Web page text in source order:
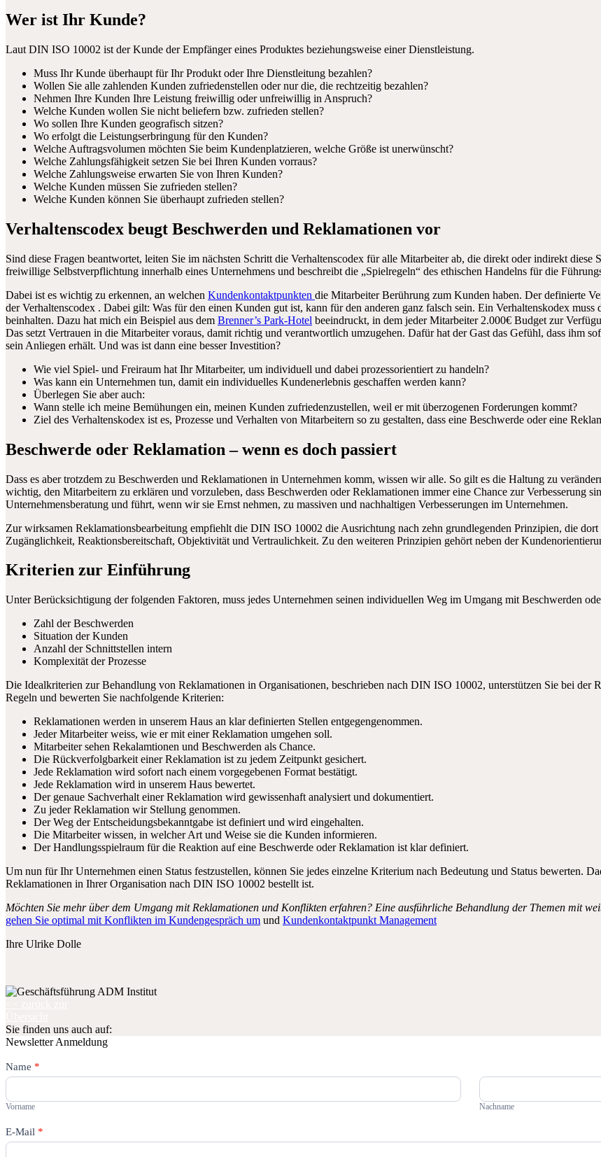
Wer ist Ihr Kunde?
Laut DIN ISO 10002 ist der Kunde der Empfänger eines Produktes beziehungsweise einer Dienstleistung.
Muss Ihr Kunde überhaupt für Ihr Produkt oder Ihre Dienstleitung bezahlen?
Wollen Sie alle zahlenden Kunden zufriedenstellen oder nur die, die rechtzeitig bezahlen?
Nehmen Ihre Kunden Ihre Leistung freiwillig oder unfreiwillig in Anspruch?
Welche Kunden wollen Sie nicht beliefern bzw. zufrieden stellen?
Wo sollen Ihre Kunden geografisch sitzen?
Wo erfolgt die Leistungserbringung für den Kunden?
Welche Auftragsvolumen möchten Sie beim Kundenplatzieren, welche Größe ist unerwünscht?
Welche Zahlungsfähigkeit setzen Sie bei Ihren Kunden vorraus?
Welche Zahlungsweise erwarten Sie von Ihren Kunden?
Welche Kunden müssen Sie zufrieden stellen?
Welche Kunden können Sie überhaupt zufrieden stellen?
Verhaltenscodex beugt Beschwerden und Reklamationen vor
Sind diese Fragen beantwortet, leiten Sie im nächsten Schritt die Verhaltenscodex für alle Mitarbeiter ab, die direkt oder indirekt diese
freiwillige Selbstverpflichtung innerhalb eines Unternehmens und beschreibt die „Spielregeln“ des ethischen Handelns für die
Dabei ist es wichtig zu erkennen, an welchen Kundenkontaktpunkten die Mitarbeiter Berührung zum Kunden haben. Der definierte
der Verhaltenscodex . Dabei gilt: Was für den einen Kunden gut ist, kann für den anderen ganz falsch sein. Ein Verhaltenskodex
beinhalten. Dazu hat mich ein Beispiel aus dem Brenner’s Park-Hotel beeindruckt, in dem jeder Mitarbeiter 2.000€ Budget zur
Das setzt Vertrauen in die Mitarbeiter voraus, damit richtig und verantwortlich umzugehen. Dafür hat der Gast das Gefühl, dass
sein Anliegen erhält. Und was ist dann eine besser Investition?
Wie viel Spiel- und Freiraum hat Ihr Mitarbeiter, um individuell und dabei prozessorientiert zu handeln?
Was kann ein Unternehmen tun, damit ein individuelles Kundenerlebnis geschaffen werden kann?
Überlegen Sie aber auch:
Wann stelle ich meine Bemühungen ein, meinen Kunden zufriedenzustellen, weil er mit überzogenen Forderungen kommt?
Ziel des Verhaltenskodex ist es, Prozesse und Verhalten von Mitarbeitern so zu gestalten, dass eine Beschwerde oder eine
Beschwerde oder Reklamation – wenn es doch passiert
Dass es aber trotzdem zu Beschwerden und Reklamationen in Unternehmen komm, wissen wir alle. So gilt es die Haltung zu
wichtig, den Mitarbeitern zu erklären und vorzuleben, dass Beschwerden oder Reklamationen immer eine Chance zur Verbesserung
Unternehmensberatung und führt, wenn wir sie Ernst nehmen, zu massiven und nachhaltigen Verbesserungen im Unternehmen.
Zur wirksamen Reklamationsbearbeitung empfiehlt die DIN ISO 10002 die Ausrichtung nach zehn grundlegenden Prinzipien, die
Zugänglichkeit, Reaktionsbereitschaft, Objektivität und Vertraulichkeit. Zu den weiteren Prinzipien gehört neben der
Kriterien zur Einführung
Unter Berücksichtigung der folgenden Faktoren, muss jedes Unternehmen seinen individuellen Weg im Umgang mit Beschwerden
Zahl der Beschwerden
Situation der Kunden
Anzahl der Schnittstellen intern
Komplexität der Prozesse
Die Idealkriterien zur Behandlung von Reklamationen in Organisationen, beschrieben nach DIN ISO 10002, unterstützen Sie bei der
Regeln und bewerten Sie nachfolgende Kriterien:
Reklamationen werden in unserem Haus an klar definierten Stellen entgegengenommen.
Jeder Mitarbeiter weiss, wie er mit einer Reklamation umgehen soll.
Mitarbeiter sehen Rekalamtionen und Beschwerden als Chance.
Die Rückverfolgbarkeit einer Reklamation ist zu jedem Zeitpunkt gesichert.
Jede Reklamation wird sofort nach einem vorgegebenen Format bestätigt.
Jede Reklamation wird in unserem Haus bewertet.
Der genaue Sachverhalt einer Reklamation wird gewissenhaft analysiert und dokumentiert.
Zu jeder Reklamation wir Stellung genommen.
Der Weg der Entscheidungsbekanntgabe ist definiert und wird eingehalten.
Die Mitarbeiter wissen, in welcher Art und Weise sie die Kunden informieren.
Der Handlungsspielraum für die Reaktion auf eine Beschwerde oder Reklamation ist klar definiert.
Um nun für Ihr Unternehmen einen Status festzustellen, können Sie jedes einzelne Kriterium nach Bedeutung und Status bewerten.
Reklamationen in Ihrer Organisation nach DIN ISO 10002 bestellt ist.
Möchten Sie mehr über dem Umgang mit Reklamationen und Konflikten erfahren? Eine ausführliche Behandlung der Themen mit
gehen Sie optimal mit Konflikten im Kundengespräch um und Kundenkontaktpunkt Management
Ihre Ulrike Dolle
Sie finden uns auch auf:
Newsletter Anmeldung
Newsletter
Name *
Vorname
Vorname
Nachname
Nachname
E-Mail *
Falls
Du
bist,
dieses
Feld